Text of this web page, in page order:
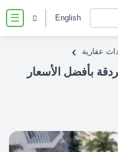
☰ English
عقارية ›
بأفضل الأسعار